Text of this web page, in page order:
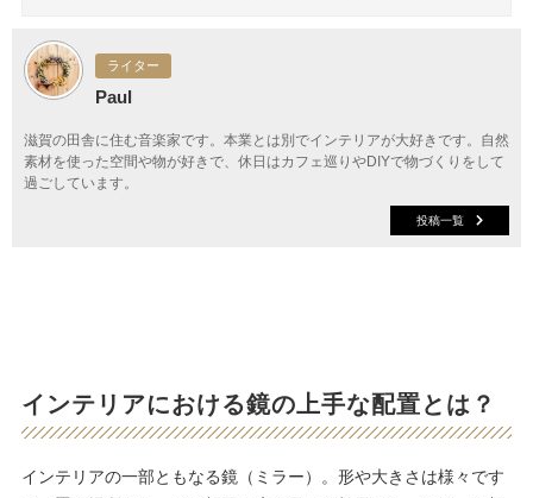
ライター
Paul
滋賀の田舎に住む音楽家です。本業とは別でインテリアが大好きです。自然
素材を使った空間や物が好きで、休日はカフェ巡りやDIYで物づくりをして
過ごしています。
投稿一覧
インテリアにおける鏡の上手な配置とは？
インテリアの一部ともなる鏡（ミラー）。形や大きさは様々です